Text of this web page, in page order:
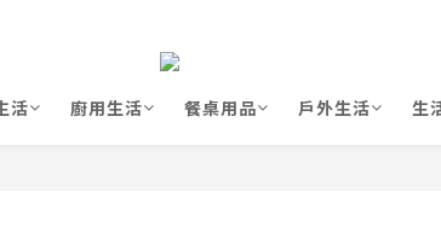
活 廚用生活 餐桌用品 戶外生活 生